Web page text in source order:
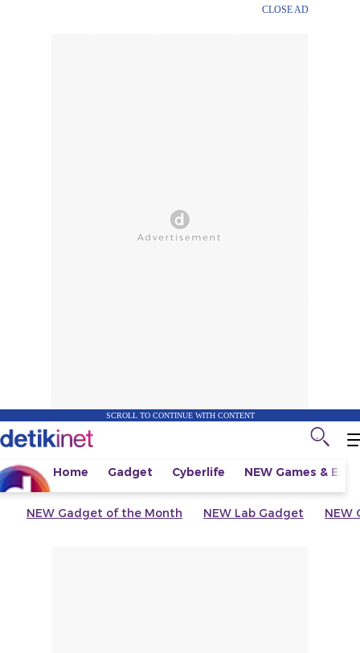
CLOSE AD
SCROLL TO CONTINUE WITH CONTENT
Home Gadget Cyberlife NEW Games &
NEW Gadget of the Month NEW Lab Gadget NEW